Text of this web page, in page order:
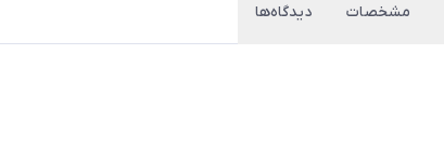
مشخصات دیدگاه‌ها